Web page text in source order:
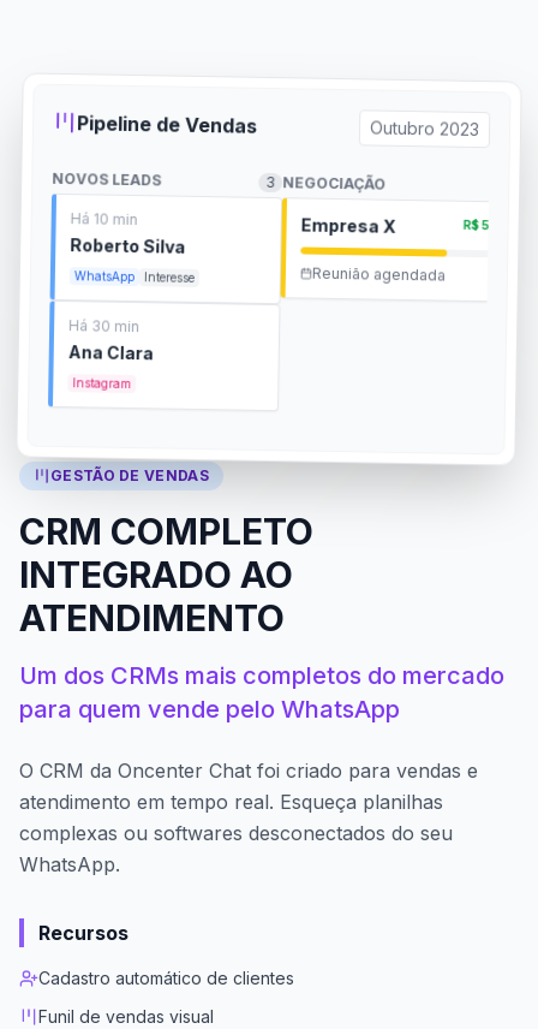
GESTÃO DE VENDAS
CRM COMPLETO
INTEGRADO AO
ATENDIMENTO
Um dos CRMs mais completos do mercado
para quem vende pelo WhatsApp
O CRM da Oncenter Chat foi criado para vendas e
atendimento em tempo real. Esqueça planilhas
complexas ou softwares desconectados do seu
WhatsApp.
Recursos
Cadastro automático de clientes
Funil de vendas visual
Pipeline de Vendas Outubro 2023
NOVOS LEADS 3
Há 10 min
Roberto Silva
WhatsApp Interesse
Há 30 min
Ana Clara
Instagram
NEGOCIAÇÃO
Empresa X R$ 5k
Reunião agendada